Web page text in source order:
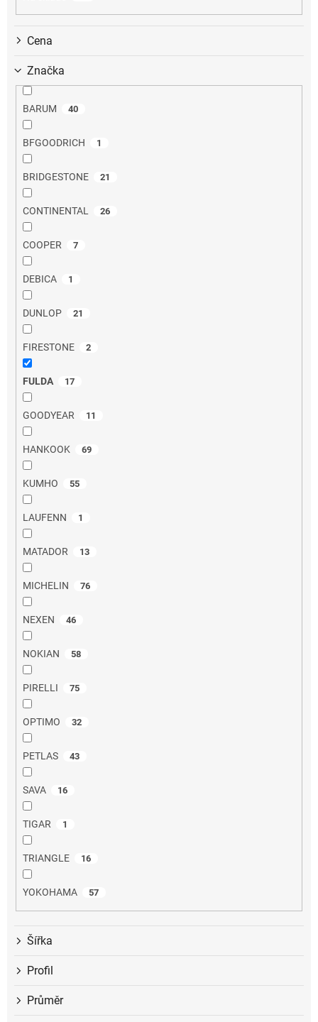
Cena
Značka
BARUM 40
BFGOODRICH 1
BRIDGESTONE 21
CONTINENTAL 26
COOPER 7
DEBICA 1
DUNLOP 21
FIRESTONE 2
FULDA 17
GOODYEAR 11
HANKOOK 69
KUMHO 55
LAUFENN 1
MATADOR 13
MICHELIN 76
NEXEN 46
NOKIAN 58
PIRELLI 75
OPTIMO 32
PETLAS 43
SAVA 16
TIGAR 1
TRIANGLE 16
YOKOHAMA 57
Šířka
Profil
Průměr